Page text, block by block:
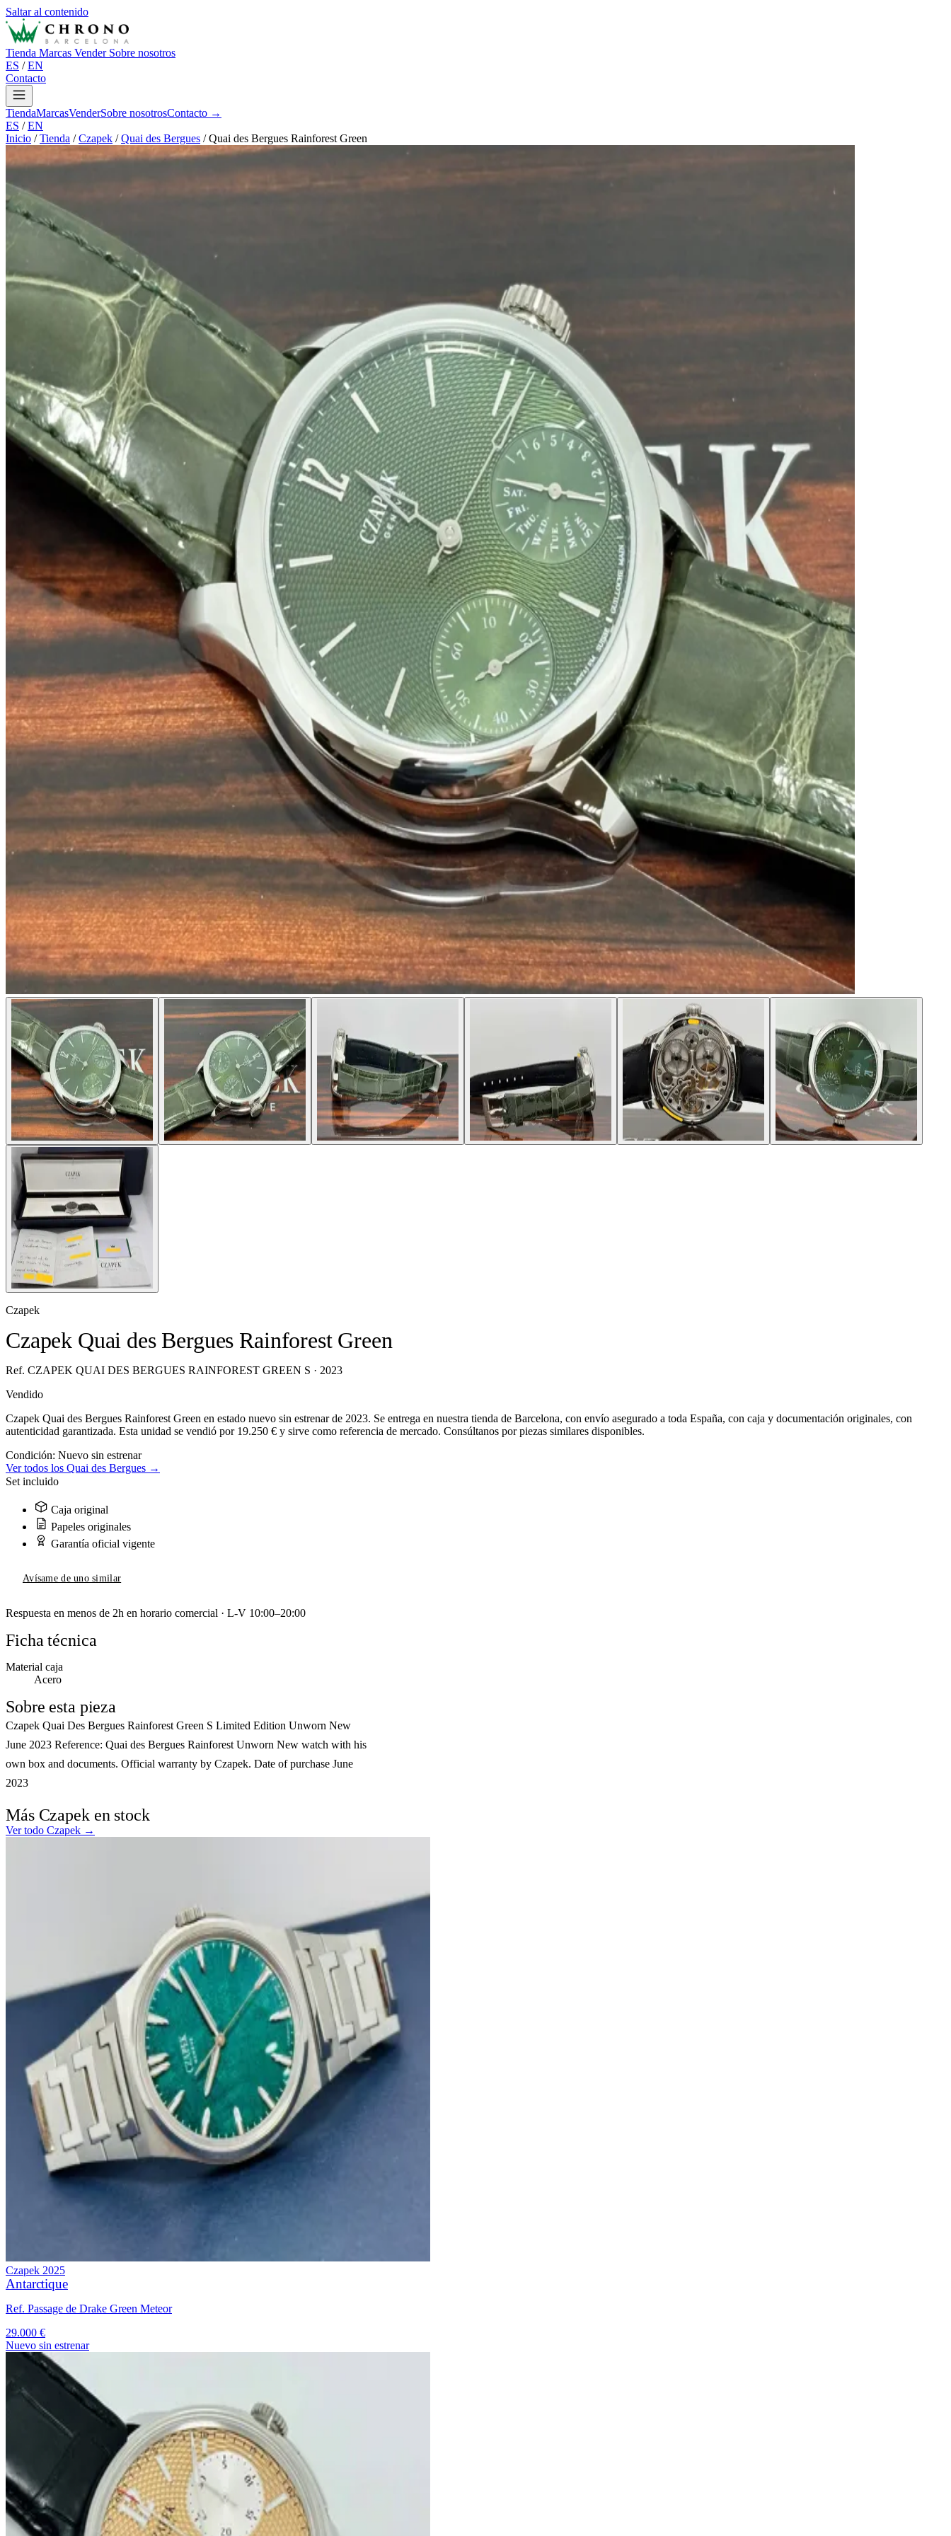
Saltar al contenido
Tienda Marcas Vender Sobre nosotros
ES / EN
Contacto
TiendaMarcasVenderSobre nosotrosContacto →
ES / EN
Inicio / Tienda / Czapek / Quai des Bergues / Quai des Bergues Rainforest Green
Czapek
Czapek Quai des Bergues Rainforest Green
Ref. CZAPEK QUAI DES BERGUES RAINFOREST GREEN S · 2023
Vendido
Czapek Quai des Bergues Rainforest Green en estado nuevo sin estrenar de 2023. Se entrega en nuestra tienda de Barcelona, con envío asegurado a toda España, con caja y documentación originales, con
autenticidad garantizada. Esta unidad se vendió por 19.250 € y sirve como referencia de mercado. Consúltanos por piezas similares disponibles.
Condición: Nuevo sin estrenar
Ver todos los Quai des Bergues →
Set incluido
Caja original
Papeles originales
Garantía oficial vigente
Avísame de uno similar
Respuesta en menos de 2h en horario comercial · L-V 10:00–20:00
Ficha técnica
Material caja
Acero
Sobre esta pieza
Czapek Quai Des Bergues Rainforest Green S Limited Edition Unworn New
June 2023 Reference: Quai des Bergues Rainforest Unworn New watch with his
own box and documents. Official warranty by Czapek. Date of purchase June
2023
Más Czapek en stock
Ver todo Czapek →
Czapek 2025
Antarctique
Ref. Passage de Drake Green Meteor
29.000 €
Nuevo sin estrenar